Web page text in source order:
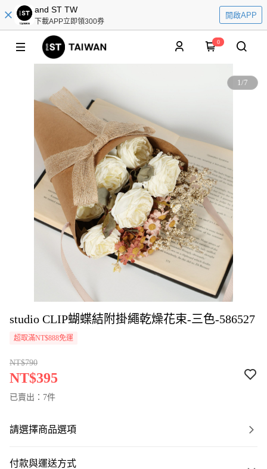
and ST TW
下載APP立即領300券
開啟APP
0
1/7
studio CLIP蝴蝶結附掛繩乾燥花束-三色-586527
超取滿NT$888免運
NT$790
NT$395
已賣出：7件
請選擇商品選項
付款與運送方式